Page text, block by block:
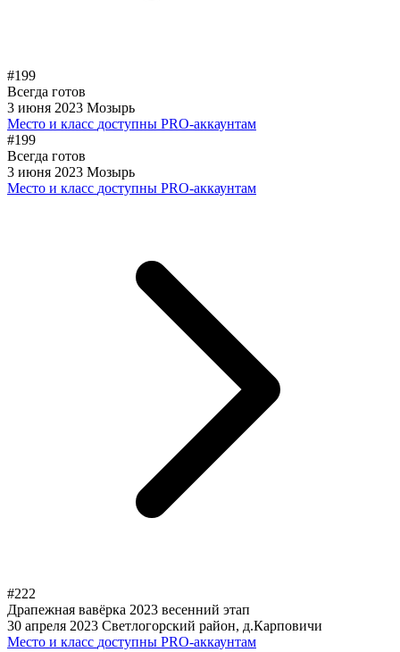
#199
Всегда готов
3 июня 2023 Мозырь
Место и класс доступны PRO-аккаунтам
#199
Всегда готов
3 июня 2023 Мозырь
Место и класс доступны PRO-аккаунтам
#222
Драпежная вавёрка 2023 весенний этап
30 апреля 2023 Светлогорский район, д.Карповичи
Место и класс доступны PRO-аккаунтам